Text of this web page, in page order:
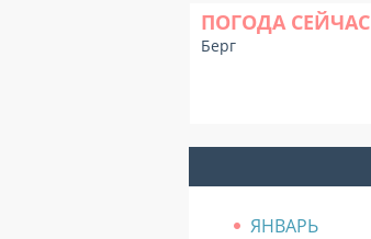
ПОГОДА СЕЙЧАС
Берг
ЯНВАРЬ